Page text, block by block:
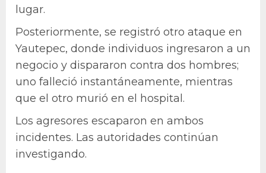
lugar.
Posteriormente, se registró otro ataque en
Yautepec, donde individuos ingresaron a un
negocio y dispararon contra dos hombres;
uno falleció instantáneamente, mientras
que el otro murió en el hospital.
Los agresores escaparon en ambos
incidentes. Las autoridades continúan
investigando.